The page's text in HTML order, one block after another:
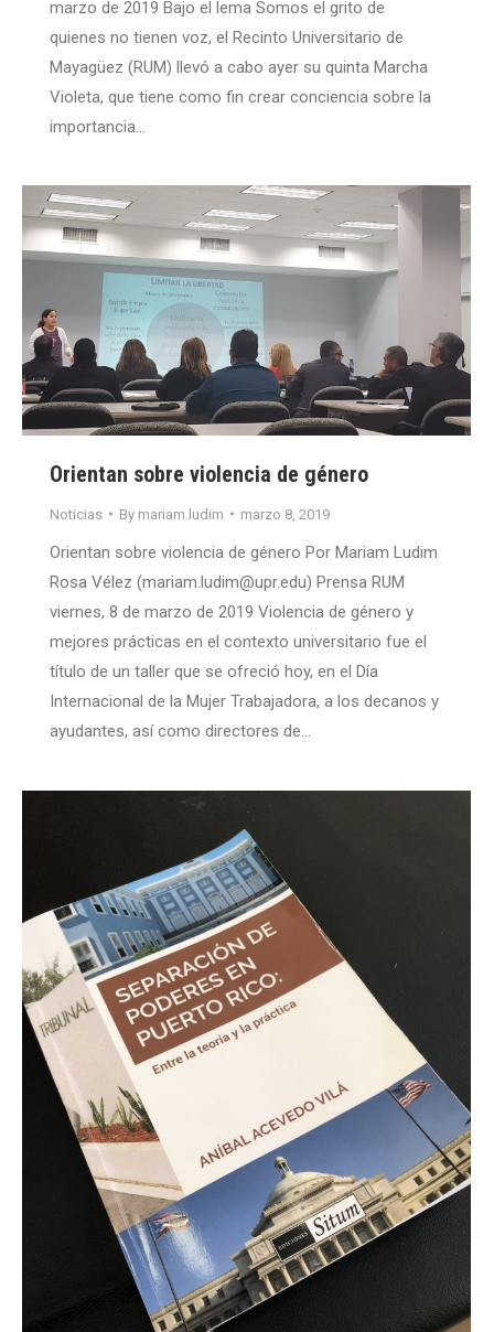
marzo de 2019 Bajo el lema Somos el grito de
quienes no tienen voz, el Recinto Universitario de
Mayagüez (RUM) llevó a cabo ayer su quinta Marcha
Violeta, que tiene como fin crear conciencia sobre la
importancia…
Orientan sobre violencia de género
Noticias By mariam.ludim marzo 8, 2019
Orientan sobre violencia de género Por Mariam Ludim
Rosa Vélez (mariam.ludim@upr.edu) Prensa RUM
viernes, 8 de marzo de 2019 Violencia de género y
mejores prácticas en el contexto universitario fue el
título de un taller que se ofreció hoy, en el Día
Internacional de la Mujer Trabajadora, a los decanos y
ayudantes, así como directores de…